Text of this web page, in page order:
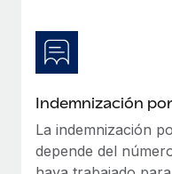
Indemnización
La indemnización
depende del